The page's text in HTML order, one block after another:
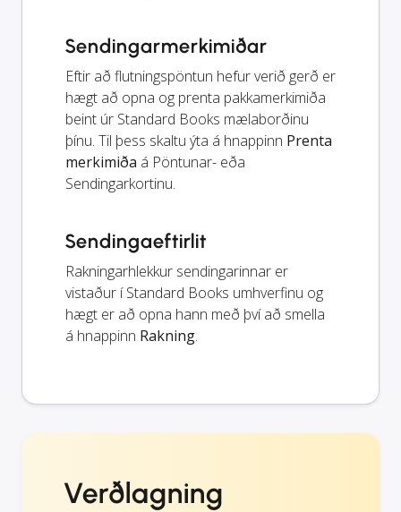
Sendingarmerkimiðar
Eftir að flutningspöntun hefur verið gerð er
hægt að opna og prenta pakkamerkimiða
beint úr Standard Books mælaborðinu
þínu. Til þess skaltu ýta á hnappinn Prenta
merkimiða á Pöntunar- eða
Sendingarkortinu.
Sendingaeftirlit
Rakningarhlekkur sendingarinnar er
vistaður í Standard Books umhverfinu og
hægt er að opna hann með því að smella
á hnappinn Rakning.
Verðlagning